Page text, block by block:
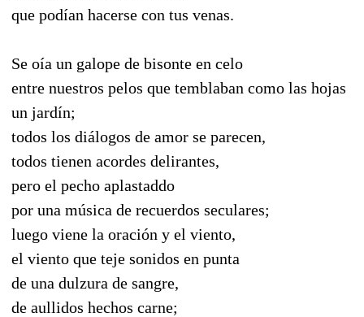
que podían hacerse con tus venas.
Se oía un galope de bisonte en celo
entre nuestros pelos que temblaban como las hojas
un jardín;
todos los diálogos de amor se parecen,
todos tienen acordes delirantes,
pero el pecho aplastaddo
por una música de recuerdos seculares;
luego viene la oración y el viento,
el viento que teje sonidos en punta
de una dulzura de sangre,
de aullidos hechos carne;